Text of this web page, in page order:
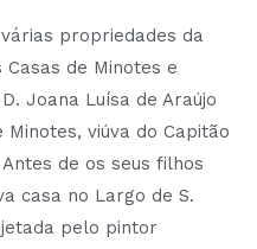
propriedades da
de Minotes e
Joana Luísa de Araújo
Minotes, viúva do Capitão
de os seus filhos
casa no Largo de S.
pelo pintor